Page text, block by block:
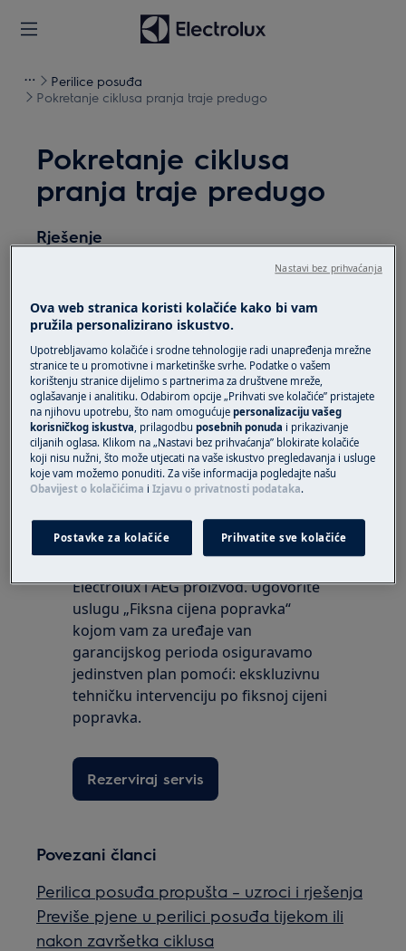
Perilice posuđa
Pokretanje ciklusa pranja traje predugo
Pokretanje ciklusa
pranja traje predugo
Rješenje
Kada pokrenete ciklus, može potrajati do pet
omekšavanje. Tijekom tog vremena može se
činiti da uređaj ne radi. Nakon dovršetka
postupka najprije se pokreće tekuća faza.
Je li vam ovaj članak bio koristan?
Zatražite popravak
Povjerite svoj uređaj našim iskusnim
ovlaštenim tehničarima i osigurajte
Electrolux i AEG proizvod. Ugovorite
uslugu „Fiksna cijena popravka“
kojom vam za uređaje van
garancijskog perioda osiguravamo
jedinstven plan pomoći: ekskluzivnu
tehničku intervenciju po fiksnoj cijeni
popravka.
Rezerviraj servis
Povezani članci
Perilica posuđa propušta – uzroci i rješenja
Previše pjene u perilici posuđa tijekom ili
nakon završetka ciklusa
Ova web stranica koristi kolačiće kako bi vam
pružila personalizirano iskustvo.
Upotrebljavamo kolačiće i srodne tehnologije radi unapređenja mrežne
stranice te u promotivne i marketinške svrhe. Podatke o vašem
korištenju stranice dijelimo s partnerima za društvene mreže,
oglašavanje i analitiku. Odabirom opcije „Prihvati sve kolačiće” pristajete
na njihovu upotrebu, što nam omogućujepersonalizaciju vašeg
korisničkog iskustva , prilagodbuposebnih ponuda i prikazivanje
ciljanih oglasa. Klikom na „Nastavi bez prihvaćanja” blokirate kolačiće
koji nisu nužni, što može utjecati na vaše iskustvo pregledavanja i usluge
koje vam možemo ponuditi. Za više informacija pogledajte našu
Obavijest o kolačićima iIzjavu o privatnosti podataka.
Postavke za kolačiće Prihvatite sve kolačiće
Nastavi bez prihvaćanja